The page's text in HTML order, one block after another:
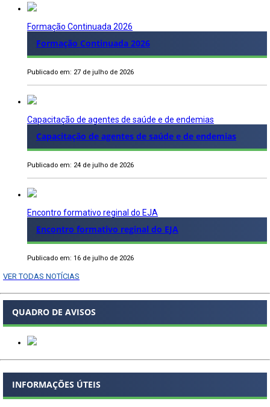
Formação Continuada 2026
Formação Continuada 2026
Publicado em: 27 de julho de 2026
Capacitação de agentes de saúde e de endemias
Capacitação de agentes de saúde e de endemias
Publicado em: 24 de julho de 2026
Encontro formativo reginal do EJA
Encontro formativo reginal do EJA
Publicado em: 16 de julho de 2026
VER TODAS NOTÍCIAS
QUADRO DE AVISOS
INFORMAÇÕES ÚTEIS